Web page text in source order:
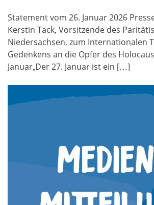
Statement vom 26. Januar 2026
Kerstin Tack, Vorsitzende des
Niedersachsen, zum Internationalen
Gedenkens an die Opfer des
Januar„Der 27. Januar ist ein […]